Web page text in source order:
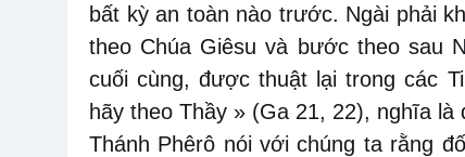
bất kỳ an toàn nào trước. Ngài phải
theo Chúa Giêsu và bước theo sau
cuối cùng, được thuật lại trong các
hãy theo Thầy » (Ga 21, 22), nghĩa là
Thánh Phêrô nói với chúng ta rằng